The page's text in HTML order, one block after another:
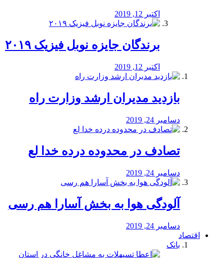
اکتبر 12, 2019
برندگان جایزه نوبل فیزیک ۲۰۱۹
اکتبر 12, 2019
بازدید مدیران ارشد وزارت راه
دسامبر 24, 2019
تصادف در محدوده درده خدا لع
دسامبر 24, 2019
آلودگی هوا به بخش آسارا هم رسی
دسامبر 24, 2019
اقتصاد
بانک